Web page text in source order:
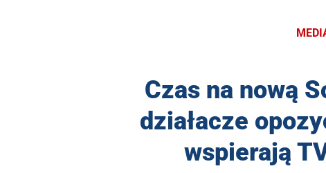
Czas na nową
działacze
wspierają